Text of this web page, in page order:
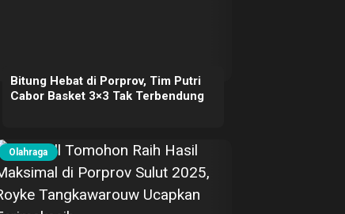
Bitung Hebat di Porprov, Tim Putri
Cabor Basket 3×3 Tak Terbendung
Olahraga